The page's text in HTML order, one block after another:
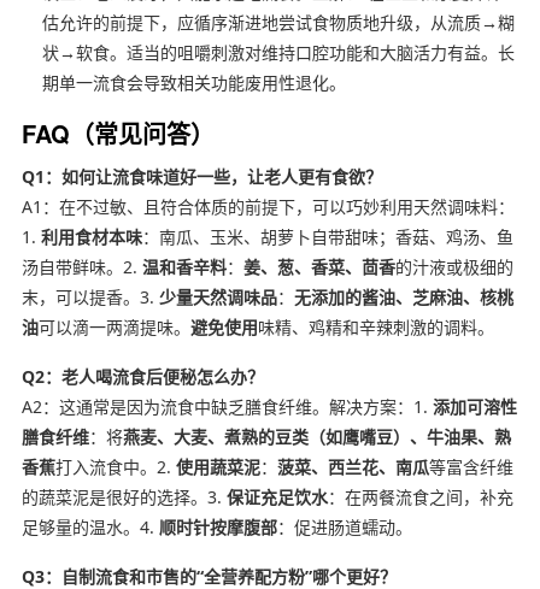
估允许的前提下，应循序渐进地尝试食物质地升级，从流质→糊
状→软食。适当的咀嚼刺激对维持口腔功能和大脑活力有益。长
期单一流食会导致相关功能废用性退化。
FAQ（常见问答）
Q1：如何让流食味道好一些，让老人更有食欲？
A1：在不过敏、且符合体质的前提下，可以巧妙利用天然调味料：
1. 利用食材本味：南瓜、玉米、胡萝卜自带甜味；香菇、鸡汤、鱼
汤自带鲜味。2. 温和香辛料： 姜、葱、香菜、茴香的汁液或极细的
末，可以提香。3. 少量天然调味品： 无添加的酱油、芝麻油、核桃
油可以滴一两滴提味。 避免使用味精、鸡精和辛辣刺激的调料。
Q2：老人喝流食后便秘怎么办？
A2：这通常是因为流食中缺乏膳食纤维。解决方案：1. 添加可溶性
膳食纤维：将燕麦、大麦、煮熟的豆类（如鹰嘴豆）、牛油果、熟
香蕉打入流食中。2. 使用蔬菜泥： 菠菜、西兰花、南瓜等富含纤维
的蔬菜泥是很好的选择。3. 保证充足饮水：在两餐流食之间，补充
足够量的温水。4. 顺时针按摩腹部：促进肠道蠕动。
Q3：自制流食和市售的“全营养配方粉”哪个更好？